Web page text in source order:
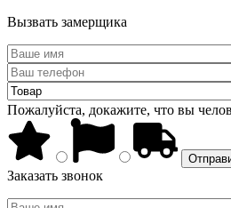
Вызвать замерщика
Пожалуйста, докажите, что вы
Заказать звонок